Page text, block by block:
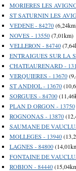
MORIERES LES
ST SATURNIN LES
VEDENE - 84270
NOVES - 13550(7,01km)
VELLERON - 84740
ENTRAIGUES SUR LA
CHATEAURENARD -
VERQUIERES - 13670
ST ANDIOL - 13670
SORGUES - 84700
PLAN D ORGON - 13750
ROGNONAS - 13870
SAUMANE DE
MOLLEGES - 13940
LAGNES - 84800
FONTAINE DE
ROBION - 84440